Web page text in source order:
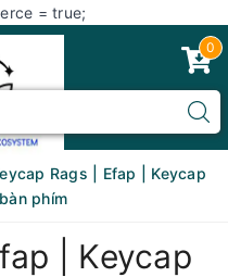
= true;
0
Rags | Efap | Keycap
phím
| Keycap